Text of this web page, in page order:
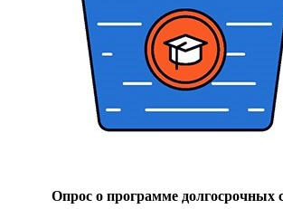
Опрос о программе долгосрочных